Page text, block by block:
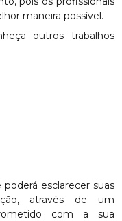
maneira possível.
outros trabalhos
esclarecer suas
através de um
com a sua